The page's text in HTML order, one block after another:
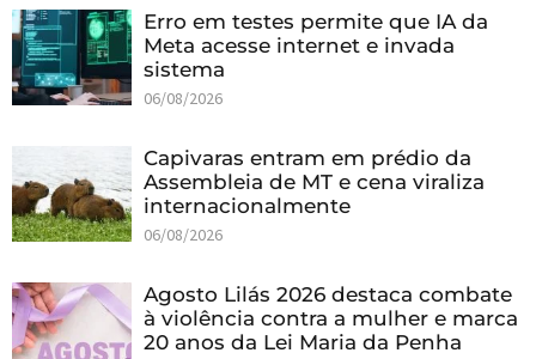
Erro em testes permite que IA da
Meta acesse internet e invada
sistema
06/08/2026
Capivaras entram em prédio da
Assembleia de MT e cena viraliza
internacionalmente
06/08/2026
Agosto Lilás 2026 destaca combate
à violência contra a mulher e marca
20 anos da Lei Maria da Penha